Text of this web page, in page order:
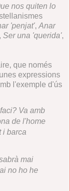
nos quiten lo
'penjat', Anar
Ser una 'querida',
que només
expressions
l'exemple d'ús
Va amb
de l'home
i barca
mai
no ho he